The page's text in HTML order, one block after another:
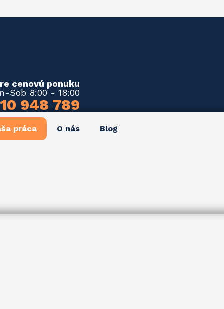
cenovú ponuku
Sob 8:00 - 18:00
948 789
práca O nás Blog